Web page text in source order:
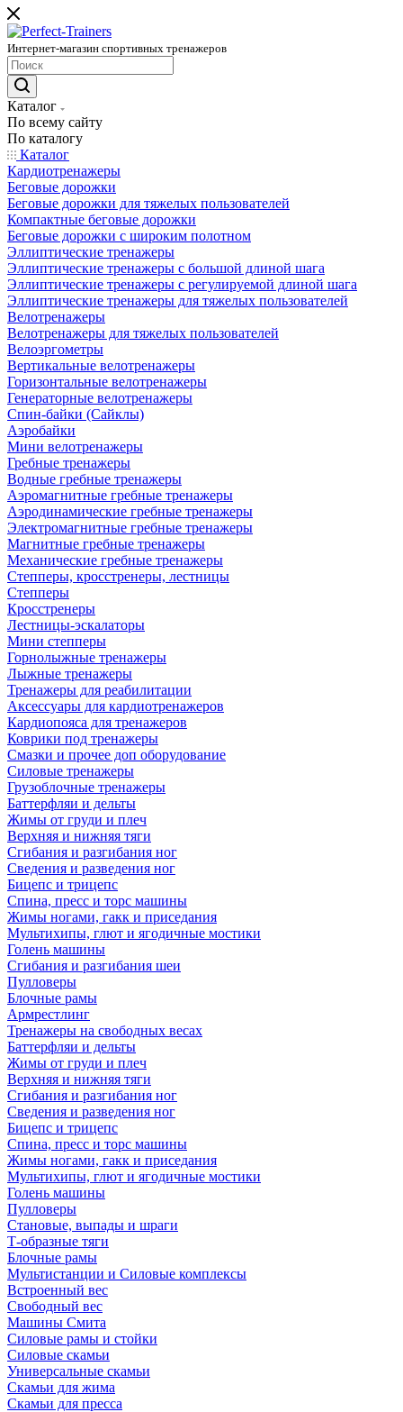
Интернет-магазин спортивных тренажеров
Каталог
По всему сайту
По каталогу
Каталог
Кардиотренажеры
Беговые дорожки
Беговые дорожки для тяжелых пользователей
Компактные беговые дорожки
Беговые дорожки с широким полотном
Эллиптические тренажеры
Эллиптические тренажеры с большой длиной шага
Эллиптические тренажеры с регулируемой длиной шага
Эллиптические тренажеры для тяжелых пользователей
Велотренажеры
Велотренажеры для тяжелых пользователей
Велоэргометры
Вертикальные велотренажеры
Горизонтальные велотренажеры
Генераторные велотренажеры
Спин-байки (Сайклы)
Аэробайки
Мини велотренажеры
Гребные тренажеры
Водные гребные тренажеры
Аэромагнитные гребные тренажеры
Аэродинамические гребные тренажеры
Электромагнитные гребные тренажеры
Магнитные гребные тренажеры
Механические гребные тренажеры
Степперы, кросстренеры, лестницы
Степперы
Кросстренеры
Лестницы-эскалаторы
Мини степперы
Горнолыжные тренажеры
Лыжные тренажеры
Тренажеры для реабилитации
Аксессуары для кардиотренажеров
Кардиопояса для тренажеров
Коврики под тренажеры
Смазки и прочее доп оборудование
Силовые тренажеры
Грузоблочные тренажеры
Баттерфляи и дельты
Жимы от груди и плеч
Верхняя и нижняя тяги
Сгибания и разгибания ног
Сведения и разведения ног
Бицепс и трицепс
Спина, пресс и торс машины
Жимы ногами, гакк и приседания
Мультихипы, глют и ягодичные мостики
Голень машины
Сгибания и разгибания шеи
Пулловеры
Блочные рамы
Армрестлинг
Тренажеры на свободных весах
Баттерфляи и дельты
Жимы от груди и плеч
Верхняя и нижняя тяги
Сгибания и разгибания ног
Сведения и разведения ног
Бицепс и трицепс
Спина, пресс и торс машины
Жимы ногами, гакк и приседания
Мультихипы, глют и ягодичные мостики
Голень машины
Пулловеры
Становые, выпады и шраги
Т-образные тяги
Блочные рамы
Мультистанции и Силовые комплексы
Встроенный вес
Свободный вес
Машины Смита
Силовые рамы и стойки
Силовые скамьи
Универсальные скамьи
Скамьи для жима
Скамьи для пресса